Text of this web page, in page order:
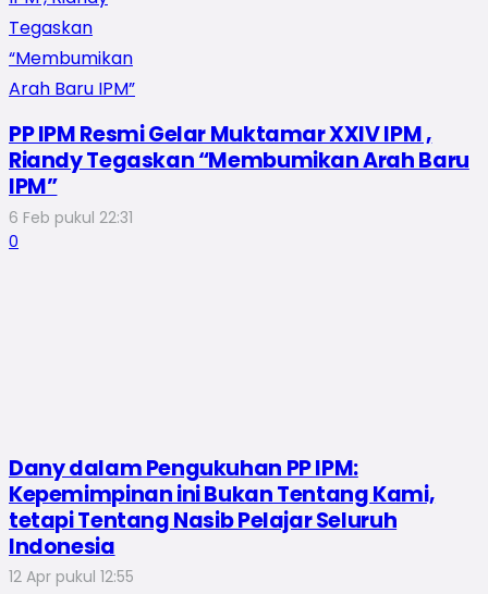
PP IPM Resmi Gelar Muktamar XXIV IPM ,
Riandy Tegaskan “Membumikan Arah Baru
IPM”
6 Feb pukul 22:31
0
Dany dalam Pengukuhan PP IPM:
Kepemimpinan ini Bukan Tentang Kami,
tetapi Tentang Nasib Pelajar Seluruh
Indonesia
12 Apr pukul 12:55